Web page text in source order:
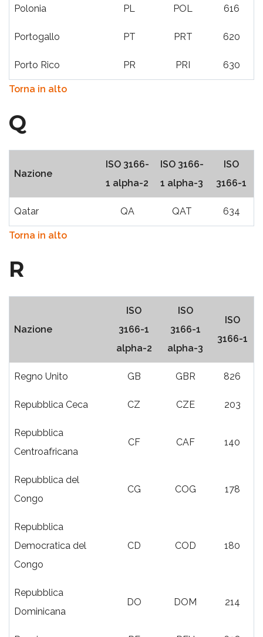
Polonia PL POL 616
Portogallo PT PRT 620
Porto Rico PR PRI 630
Torna in alto
Q
Nazione
ISO 3166-
1 alpha-2
ISO 3166-
1 alpha-3
ISO
3166-1
Qatar QA QAT 634
Torna in alto
R
Nazione
ISO
3166-1
alpha-2
ISO
3166-1
alpha-3
ISO
3166-1
Regno Unito GB GBR 826
Repubblica Ceca CZ CZE 203
Repubblica
Centroafricana
CF CAF 140
Repubblica del
Congo
CG COG 178
Repubblica
Democratica del
Congo
CD COD 180
Repubblica
Dominicana
DO DOM 214